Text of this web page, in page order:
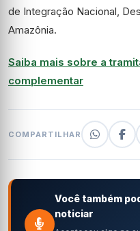
de Integração Nacional,
Amazônia.
Saiba mais sobre a
complementar
COMPARTILHAR
Você também
noticiar